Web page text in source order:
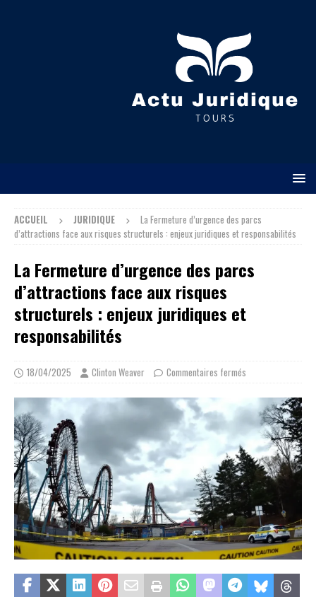
ACCUEIL JURIDIQUE
La Fermeture d’urgence des parcs
d’attractions face aux risques structurels : enjeux juridiques et responsabilités
La Fermeture d’urgence des parcs
d’attractions face aux risques
structurels : enjeux juridiques et
responsabilités
18/04/2025 Clinton Weaver Commentaires fermés